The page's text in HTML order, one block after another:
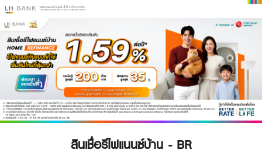
สินเชื่อรีไฟแนนซ์บ้าน - BR